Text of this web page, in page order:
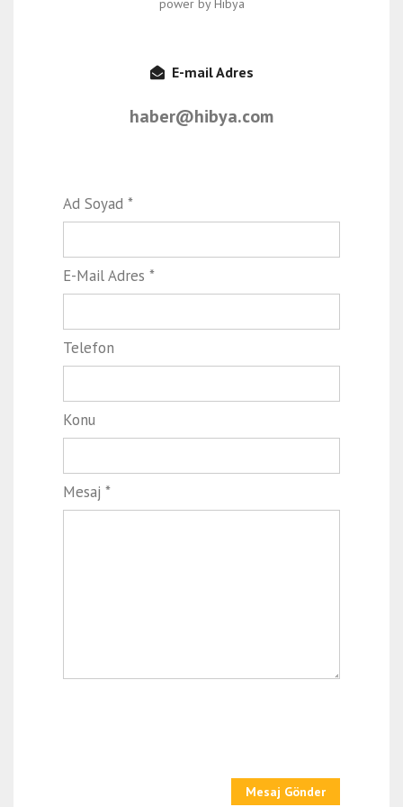
power by Hibya
E-mail Adres
haber@hibya.com
Ad Soyad *
E-Mail Adres *
Telefon
Konu
Mesaj *
Mesaj Gönder